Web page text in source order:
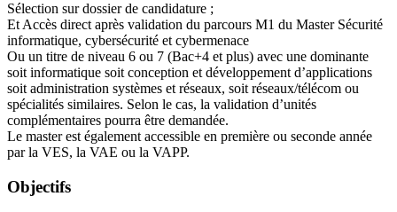
Sélection sur dossier de candidature ;
Et Accès direct après validation du parcours M1 du Master Sécurité
informatique, cybersécurité et cybermenace
Ou un titre de niveau 6 ou 7 (Bac+4 et plus) avec une dominante
soit informatique soit conception et développement d’applications
soit administration systèmes et réseaux, soit réseaux/télécom ou
spécialités similaires. Selon le cas, la validation d’unités
complémentaires pourra être demandée.
Le master est également accessible en première ou seconde année
par la VES, la VAE ou la VAPP.
Objectifs